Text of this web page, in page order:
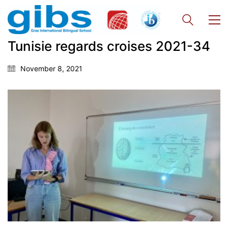
Tunisie regards croises 2021-34
November 8, 2021
Georgigasse 85
Telephone +43 50 248 021
Educational Partners
Erasmus+
ESF\REACT Fördermaßnahme
Graz University of Technology
Gymnasium Steiermark
Institut Français d’Autriche